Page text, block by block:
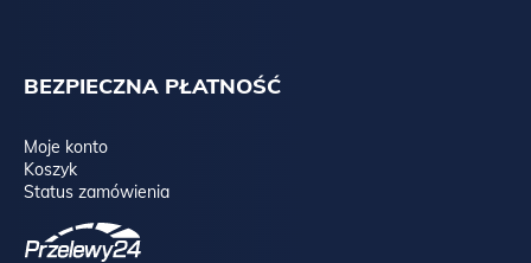
BEZPIECZNA PŁATNOŚĆ
Moje konto
Koszyk
Status zamówienia